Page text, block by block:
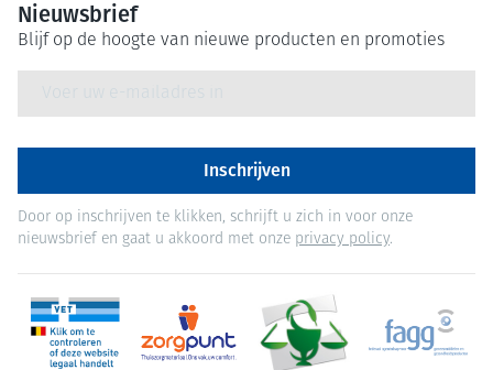
Nieuwsbrief
Blijf op de hoogte van nieuwe producten en promoties
Inschrijven
Door op inschrijven te klikken, schrijft u zich in voor onze
nieuwsbrief en gaat u akkoord met onze privacy policy.